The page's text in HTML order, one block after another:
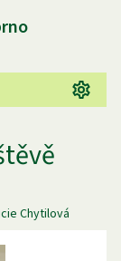
Chytilová